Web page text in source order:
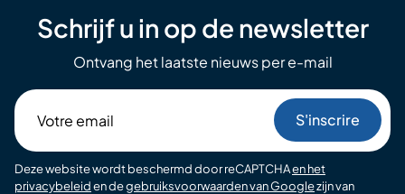
Schrijf u in op de newsletter
Ontvang het laatste nieuws per e-mail
email
Deze website wordt beschermd door reCAPTCHAen het
privacybeleiden degebruiksvoorwaarden van Googlezijn van